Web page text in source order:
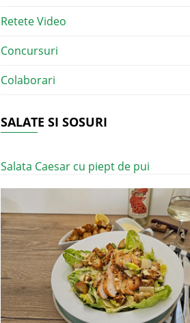
Retete Video
Concursuri
Colaborari
SALATE SI SOSURI
Salata Caesar cu piept de pui